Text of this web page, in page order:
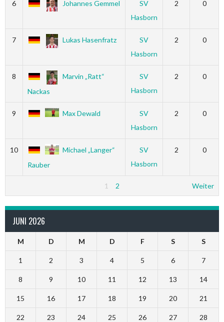
6 Johannes Gemmel
SV
Hasborn
2 0
7 Lukas Hasenfratz
SV
Hasborn
2 0
8
Marvin „Ratt“
Nackas
SV
Hasborn
2 0
9 Max Dewald
SV
Hasborn
2 0
10
Michael „Langer“
Rauber
SV
Hasborn
2 0
1 2 Weiter
JUNI 2026
M D M D F S S
1 2 3 4 5 6 7
8 9 10 11 12 13 14
15 16 17 18 19 20 21
22 23 24 25 26 27 28